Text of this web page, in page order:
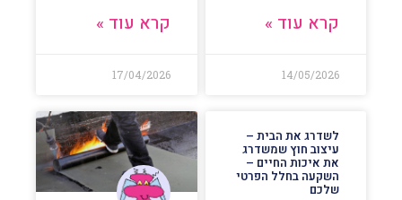
קרא עוד »
14/05/2026
קרא עוד »
17/04/2026
לשדרג את הבית –
עיצוב חוץ שמשדרג
את איכות החיים –
השקעה בחלל הפרטי
שלכם